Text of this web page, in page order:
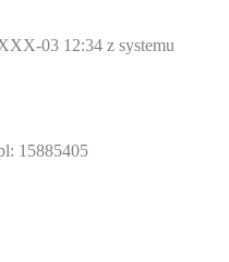
03 12:34 z systemu
15885405